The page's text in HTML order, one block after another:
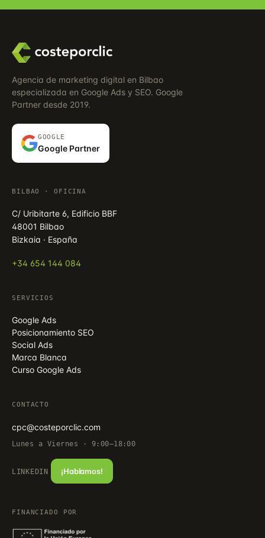
Agencia de marketing digital en Bilbao
especializada en Google Ads y SEO. Google
Partner desde 2019.
GOOGLE
Google Partner
BILBAO · OFICINA
C/ Uribitarte 6, Edificio BBF
48001 Bilbao
Bizkaia · España
+34 654 144 084
SERVICIOS
Google Ads
Posicionamiento SEO
Social Ads
Marca Blanca
Curso Google Ads
CONTACTO
cpc@costeporclic.com
Lunes a Viernes · 9:00–18:00
LINKEDIN ¡Hablamos!
FINANCIADO POR